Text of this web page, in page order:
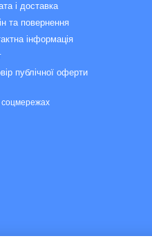
і доставка
та повернення
інформація
публічної оферти
соцмережах